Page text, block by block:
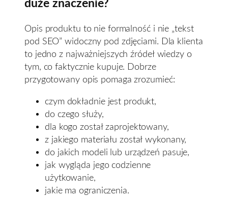
duże znaczenie?
Opis produktu to nie formalność i nie „tekst
pod SEO” widoczny pod zdjęciami. Dla klienta
to jedno z najważniejszych źródeł wiedzy o
tym, co faktycznie kupuje. Dobrze
przygotowany opis pomaga zrozumieć:
czym dokładnie jest produkt,
do czego służy,
dla kogo został zaprojektowany,
z jakiego materiału został wykonany,
do jakich modeli lub urządzeń pasuje,
jak wygląda jego codzienne
użytkowanie,
jakie ma ograniczenia.